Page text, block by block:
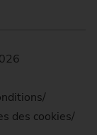
des cookies